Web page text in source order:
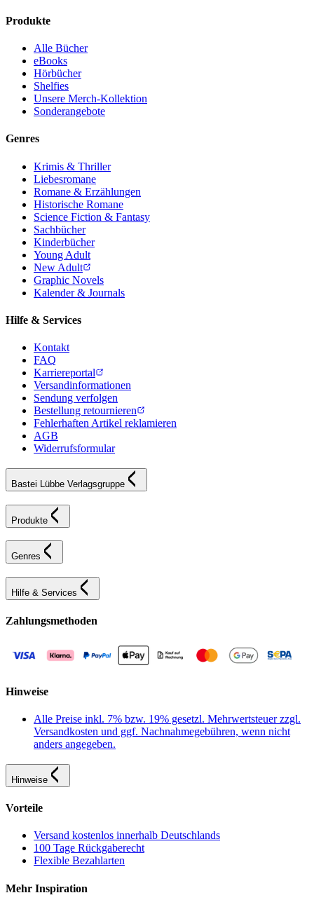
Produkte
Alle Bücher
eBooks
Hörbücher
Shelfies
Unsere Merch-Kollektion
Sonderangebote
Genres
Krimis & Thriller
Liebesromane
Romane & Erzählungen
Historische Romane
Science Fiction & Fantasy
Sachbücher
Kinderbücher
Young Adult
New Adult
Graphic Novels
Kalender & Journals
Hilfe & Services
Kontakt
FAQ
Karriereportal
Versandinformationen
Sendung verfolgen
Bestellung retournieren
Fehlerhaften Artikel reklamieren
AGB
Widerrufsformular
Bastei Lübbe Verlagsgruppe
Produkte
Genres
Hilfe & Services
Zahlungsmethoden
Hinweise
Alle Preise inkl. 7% bzw. 19% gesetzl. Mehrwertsteuer zzgl.
Versandkosten und ggf. Nachnahmegebühren, wenn nicht
anders angegeben.
Hinweise
Vorteile
Versand kostenlos innerhalb Deutschlands
100 Tage Rückgaberecht
Flexible Bezahlarten
Mehr Inspiration